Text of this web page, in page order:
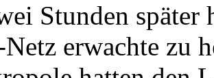
Stunden
Netz erwachte zu